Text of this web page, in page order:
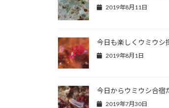
2019年8月11日
今日も楽しくウミウシ
2019年8月1日
今日からウミウシ合宿
2019年7月30日